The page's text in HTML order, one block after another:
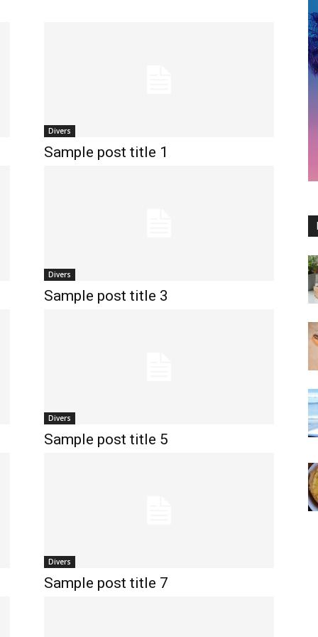
Divers
Sample post title 1
Divers
Sample post title 3
Divers
Sample post title 5
Divers
Sample post title 7